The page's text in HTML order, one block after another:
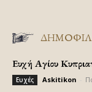
Ευχή Αγίου
Ευχές Askitikon